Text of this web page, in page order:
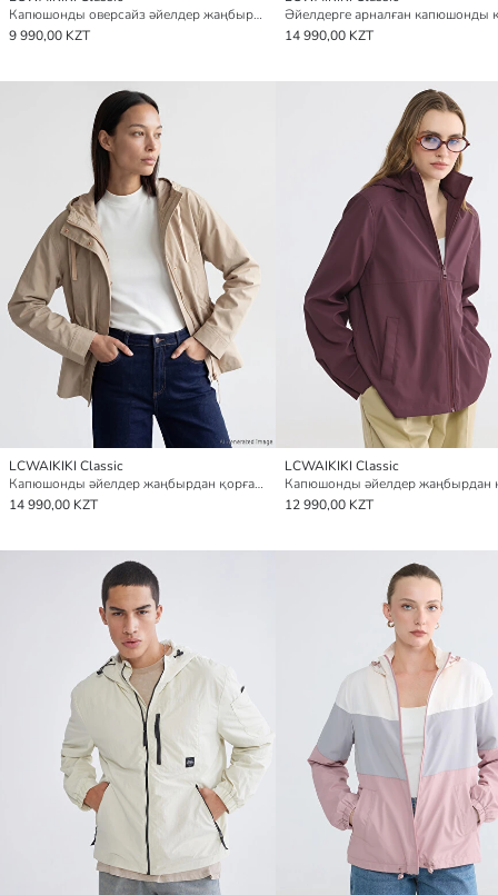
Капюшонды оверсайз әйелдер жаңбырдан қорғайтын жамылғы
9 990,00 KZT
14 990,00 KZT
LCWAIKIKI Classic
Капюшонды әйелдер жаңбырдан қорғайтын жамылғы
14 990,00 KZT
LCWAIKIKI Classic
12 990,00 KZT